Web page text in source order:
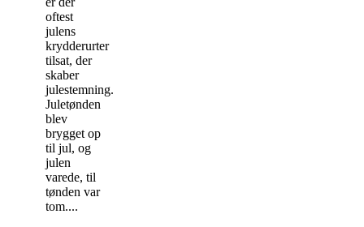
oftest
julens
krydderurter
tilsat, der
skaber
julestemning.
Juletønden
blev
brygget op
til jul, og
julen
varede, til
tønden var
tom....